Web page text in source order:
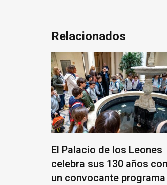
Relacionados
El Palacio de los Leones
celebra sus 130 años con
un convocante programa